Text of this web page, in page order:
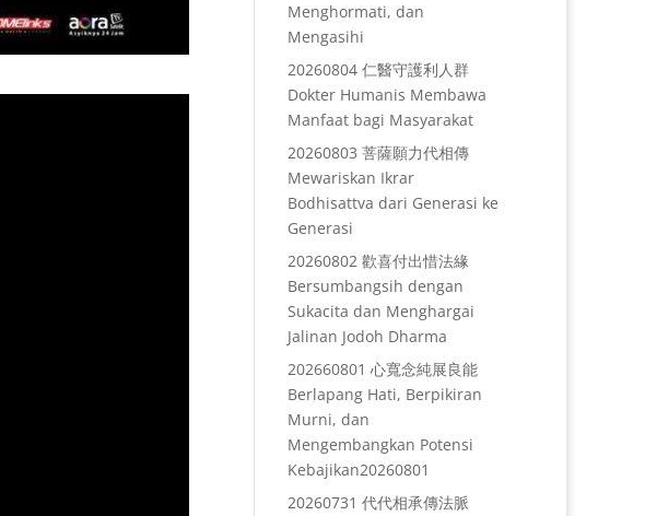
Menghormati, dan
Mengasihi
20260804 仁醫守護利人群
Dokter Humanis Membawa
Manfaat bagi Masyarakat
20260803 菩薩願力代相傳
Mewariskan Ikrar
Bodhisattva dari Generasi ke
Generasi
20260802 歡喜付出惜法緣
Bersumbangsih dengan
Sukacita dan Menghargai
Jalinan Jodoh Dharma
202660801 心寬念純展良能
Berlapang Hati, Berpikiran
Murni, dan
Mengembangkan Potensi
Kebajikan20260801
20260731 代代相承傳法脈